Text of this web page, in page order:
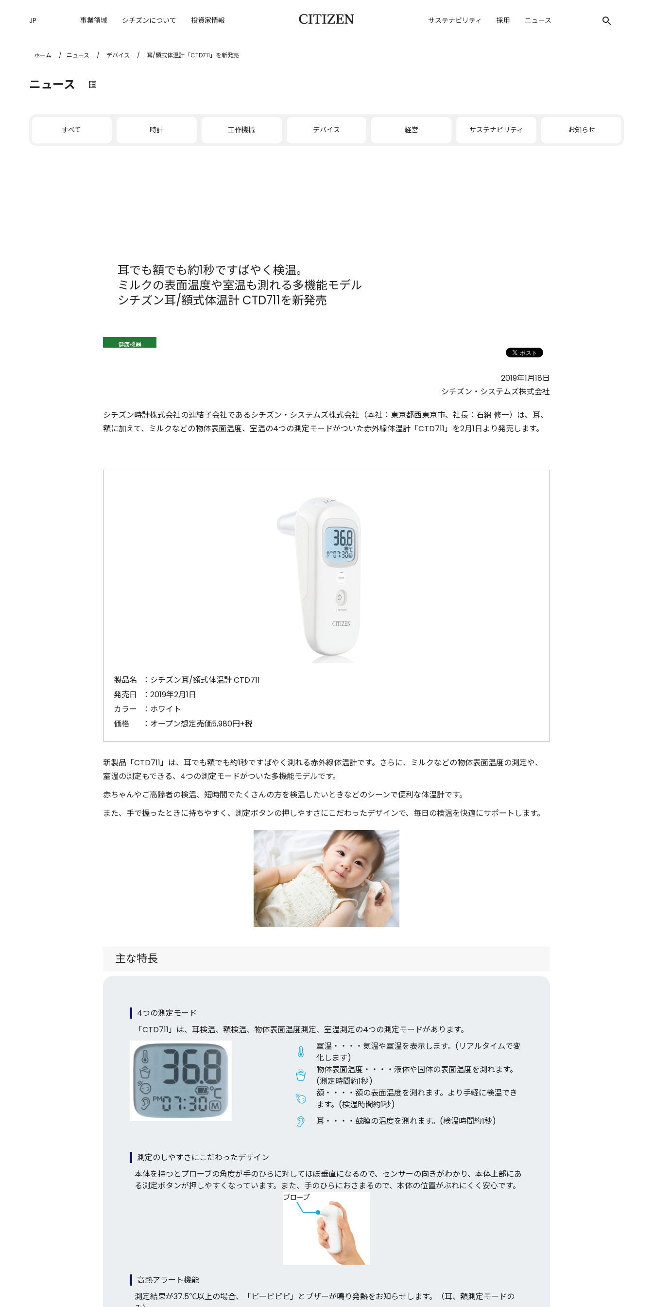
JP 事業領域 シチズンについて 投資家情報 サステナビリティ 採用 ニュース
検索キーワード
ホーム ニュース デバイス 耳/額式体温計「CTD711」を新発売
ニュース
すべて 時計 工作機械 デバイス 経営 サステナビリティ お知らせ
耳でも額でも約1秒ですばやく検温。
ミルクの表面温度や室温も測れる多機能モデル
シチズン耳/額式体温計 CTD711を新発売
健康機器
2019年1月18日
シチズン・システムズ株式会社
シチズン時計株式会社の連結子会社であるシチズン・システムズ株式会社（本社：東京都西東京市、社長：石綿 修一）は、耳、
額に加えて、ミルクなどの物体表面温度、室温の4つの測定モードがついた赤外線体温計「CTD711」を2月1日より発売します。
製品名 ： シチズン耳/額式体温計 CTD711
発売日
： 2019年2月1日
カラー
： ホワイト
価格
： オープン想定売価5,980円+税
新製品「CTD711」は、耳でも額でも約1秒ですばやく測れる赤外線体温計です。さらに、ミルクなどの物体表面温度の測定や、
室温の測定もできる、4つの測定モードがついた多機能モデルです。
赤ちゃんやご高齢者の検温、短時間でたくさんの方を検温したいときなどのシーンで便利な体温計です。
また、手で握ったときに持ちやすく、測定ボタンの押しやすさにこだわったデザインで、毎日の検温を快適にサポートします。
主な特長
4つの測定モード
「CTD711」は、耳検温、額検温、物体表面温度測定、室温測定の4つの測定モードがあります。
室温・・・・気温や室温を表示します。(リアルタイムで変
化します)
物体表面温度・・・・液体や固体の表面温度を測れます。
(測定時間約1秒)
額・・・・額の表面温度を測れます。より手軽に検温でき
ます。(検温時間約1秒)
耳・・・・鼓膜の温度を測れます。(検温時間約1秒)
測定のしやすさにこだわったデザイン
本体を持つとプローブの角度が手のひらに対してほぼ垂直になるので、センサーの向きがわかり、本体上部にあ
る測定ボタンが押しやすくなっています。また、手のひらにおさまるので、本体の位置がぶれにくく安心です。
高熱アラート機能
測定結果が37.5℃以上の場合、「ピーピピピ」とブザーが鳴り発熱をお知らせします。（耳、額測定モードの